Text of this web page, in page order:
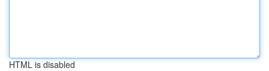
HTML is disabled